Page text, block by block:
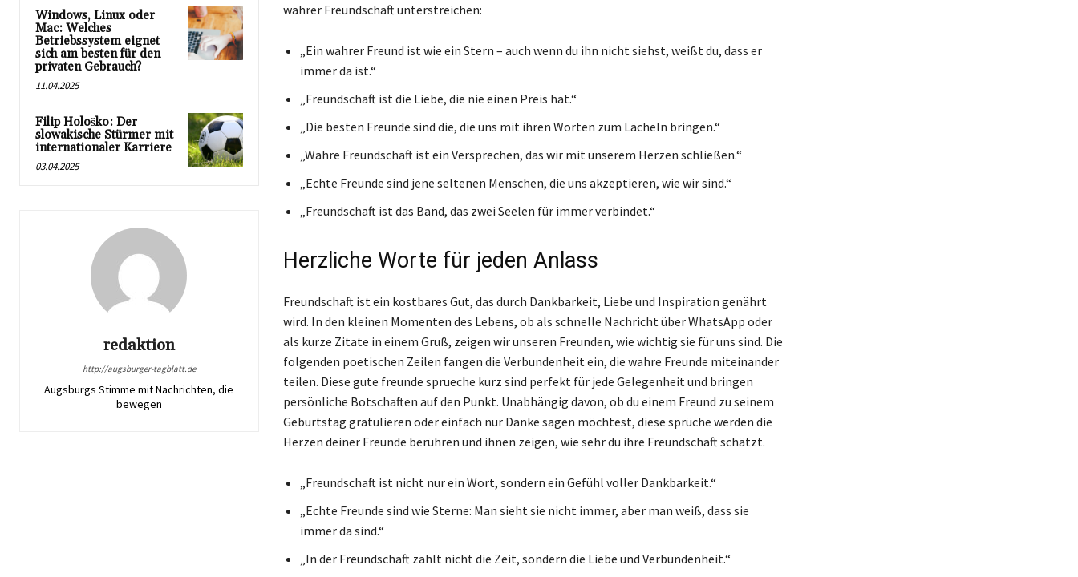
Windows, Linux oder
Mac: Welches
Betriebssystem eignet
sich am besten für den
privaten Gebrauch?
11.04.2025
Filip Hološko: Der
slowakische Stürmer mit
internationaler Karriere
03.04.2025
redaktion
http://augsburger-tagblatt.de
Augsburgs Stimme mit Nachrichten, die
bewegen
wahrer Freundschaft unterstreichen:
„Ein wahrer Freund ist wie ein Stern – auch wenn du ihn nicht siehst, weißt du, dass er
immer da ist.“
„Freundschaft ist die Liebe, die nie einen Preis hat.“
„Die besten Freunde sind die, die uns mit ihren Worten zum Lächeln bringen.“
„Wahre Freundschaft ist ein Versprechen, das wir mit unserem Herzen schließen.“
„Echte Freunde sind jene seltenen Menschen, die uns akzeptieren, wie wir sind.“
„Freundschaft ist das Band, das zwei Seelen für immer verbindet.“
Herzliche Worte für jeden Anlass
Freundschaft ist ein kostbares Gut, das durch Dankbarkeit, Liebe und Inspiration genährt
wird. In den kleinen Momenten des Lebens, ob als schnelle Nachricht über WhatsApp oder
als kurze Zitate in einem Gruß, zeigen wir unseren Freunden, wie wichtig sie für uns sind. Die
folgenden poetischen Zeilen fangen die Verbundenheit ein, die wahre Freunde miteinander
teilen. Diese gute freunde sprueche kurz sind perfekt für jede Gelegenheit und bringen
persönliche Botschaften auf den Punkt. Unabhängig davon, ob du einem Freund zu seinem
Geburtstag gratulieren oder einfach nur Danke sagen möchtest, diese sprüche werden die
Herzen deiner Freunde berühren und ihnen zeigen, wie sehr du ihre Freundschaft schätzt.
„Freundschaft ist nicht nur ein Wort, sondern ein Gefühl voller Dankbarkeit.“
„Echte Freunde sind wie Sterne: Man sieht sie nicht immer, aber man weiß, dass sie
immer da sind.“
„In der Freundschaft zählt nicht die Zeit, sondern die Liebe und Verbundenheit.“